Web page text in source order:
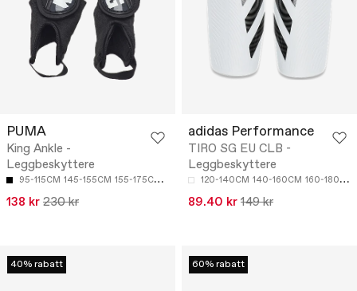
PUMA
King Ankle -
Leggbeskyttere
95-115CM 145-155CM 155-175CM 175-195CM
138 kr 230 kr
adidas Performance
TIRO SG EU CLB -
Leggbeskyttere
120-140CM 140-160CM 160-180CM
89.40 kr 149 kr
40% rabatt 60% rabatt